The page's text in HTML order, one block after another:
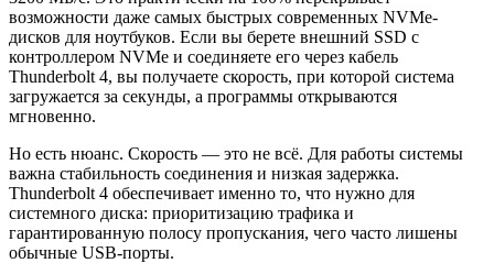
возможности даже самых быстрых современных NVMe-
дисков для ноутбуков. Если вы берете внешний SSD с
контроллером NVMe и соединяете его через кабель
Thunderbolt 4, вы получаете скорость, при которой система
загружается за секунды, а программы открываются
мгновенно.
Но есть нюанс. Скорость — это не всё. Для работы системы
важна стабильность соединения и низкая задержка.
Thunderbolt 4 обеспечивает именно то, что нужно для
системного диска: приоритизацию трафика и
гарантированную полосу пропускания, чего часто лишены
обычные USB-порты.